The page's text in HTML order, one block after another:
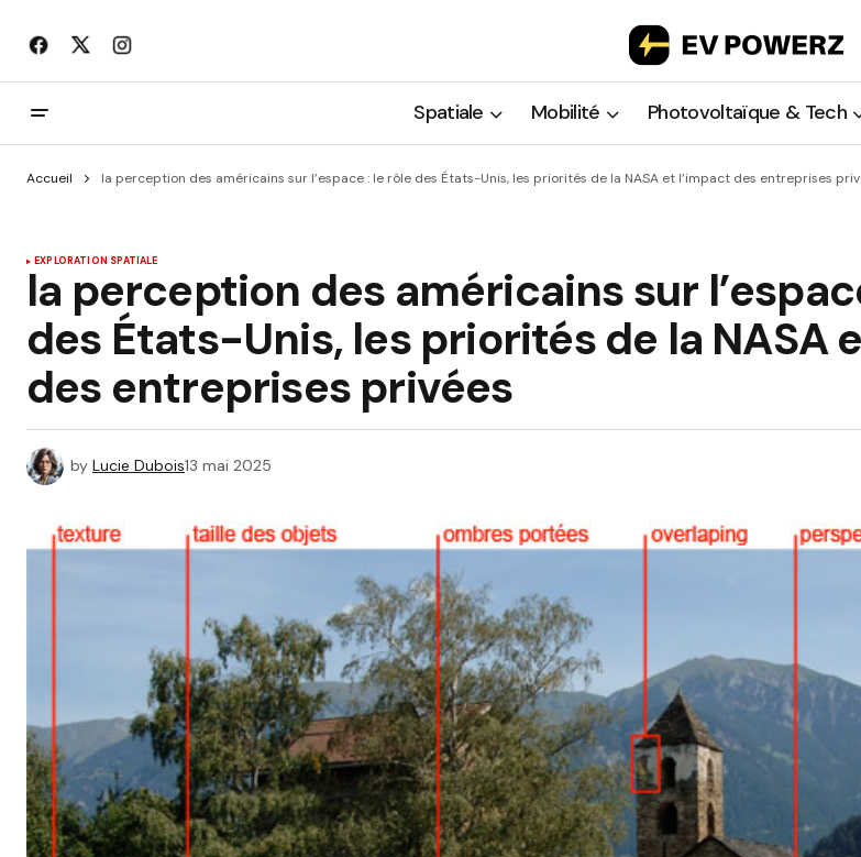
Spatiale Mobilité Photovoltaïque & Tech
Accueil la perception des américains sur l’espace : le rôle des États-Unis, les priorités de la NASA et l’impact des entreprises
EXPLORATION SPATIALE
la perception des américains sur
des États-Unis, les priorités de la NASA
des entreprises privées
by Lucie Dubois13 mai 2025